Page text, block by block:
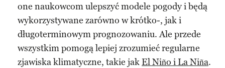
one naukowcom ulepszyć modele pogody i będą
wykorzystywane zarówno w krótko-, jak i
długoterminowym prognozowaniu. Ale przede
wszystkim pomogą lepiej zrozumieć regularne
zjawiska klimatyczne, takie jakEl Niño i La Niña.